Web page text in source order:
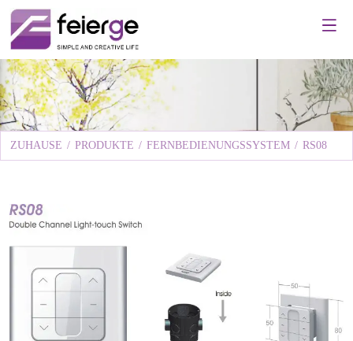
ZUHAUSE / PRODUKTE / FERNBEDIENUNGSSYSTEM / RS08